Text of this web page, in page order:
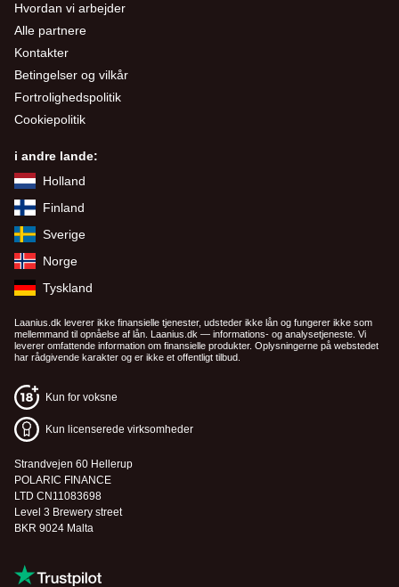
Hvordan vi arbejder
Alle partnere
Kontakter
Betingelser og vilkår
Fortrolighedspolitik
Cookiepolitik
i andre lande:
Holland
Finland
Sverige
Norge
Tyskland
Laanius.dk leverer ikke finansielle tjenester, udsteder ikke lån og fungerer ikke som
mellemmand til opnåelse af lån. Laanius.dk — informations- og analysetjeneste. Vi
leverer omfattende information om finansielle produkter. Oplysningerne på webstedet
har rådgivende karakter og er ikke et offentligt tilbud.
Kun for voksne
Kun licenserede virksomheder
Strandvejen 60 Hellerup
POLARIC FINANCE
LTD CN11083698
Level 3 Brewery street
BKR 9024 Malta